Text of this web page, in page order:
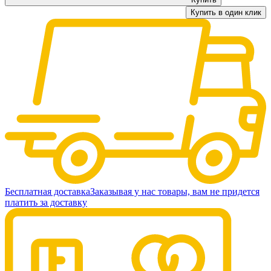
Купить в один клик
Бесплатная доставкаЗаказывая у нас товары, вам не придется
платить за доставку